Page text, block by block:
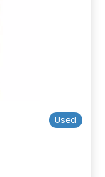
Used